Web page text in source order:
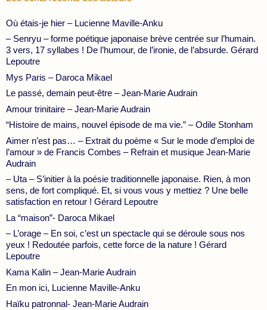
Où étais-je hier – Lucienne Maville-Anku
– Senryu – forme poétique japonaise brève centrée sur l’humain.
3 vers, 17 syllabes ! De l’humour, de l’ironie, de l’absurde. Gérard
Lepoutre
Mys Paris – Daroca Mikael
Le passé, demain peut-être – Jean-Marie Audrain
Amour trinitaire – Jean-Marie Audrain
“Histoire de mains, nouvel épisode de ma vie.” – Odile Stonham
Aimer n’est pas… – Extrait du poème « Sur le mode d’emploi de
l’amour » de Francis Combes – Refrain et musique Jean-Marie
Audrain
– Uta – S’initier à la poésie traditionnelle japonaise. Rien, à mon
sens, de fort compliqué. Et, si vous vous y mettiez ? Une belle
satisfaction en retour ! Gérard Lepoutre
La “maison”- Daroca Mikael
– L’orage – En soi, c’est un spectacle qui se déroule sous nos
yeux ! Redoutée parfois, cette force de la nature ! Gérard
Lepoutre
Kama Kalin – Jean-Marie Audrain
En mon ici, Lucienne Maville-Anku
Haïku patronnal- Jean-Marie Audrain